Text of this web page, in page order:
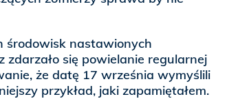
środowisk nastawionych
się powielanie regularnej
że datę 17 września wymyślili
przykład, jaki zapamiętałem.